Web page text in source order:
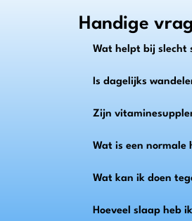
Handige
Wat helpt bij slecht
Is dagelijks
Zijn
Wat is een normale
Wat kan ik doen
Hoeveel slaap heb